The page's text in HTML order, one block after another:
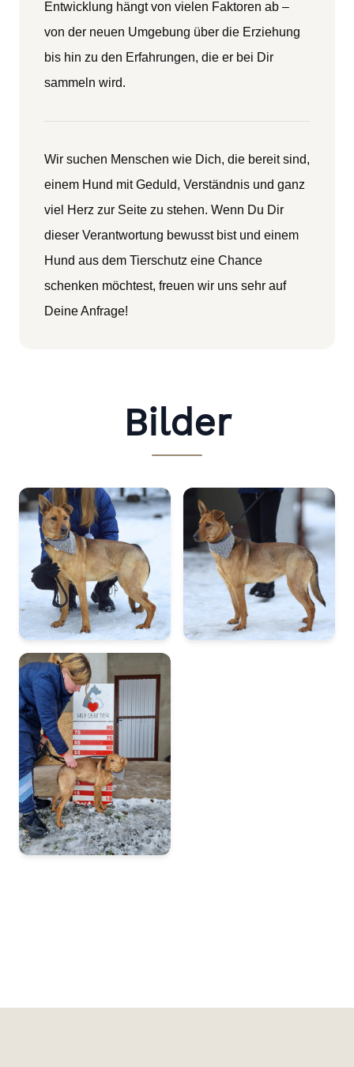
Entwicklung hängt von vielen Faktoren ab –
von der neuen Umgebung über die Erziehung
bis hin zu den Erfahrungen, die er bei Dir
sammeln wird.
Wir suchen Menschen wie Dich, die bereit sind,
einem Hund mit Geduld, Verständnis und ganz
viel Herz zur Seite zu stehen. Wenn Du Dir
dieser Verantwortung bewusst bist und einem
Hund aus dem Tierschutz eine Chance
schenken möchtest, freuen wir uns sehr auf
Deine Anfrage!
Bilder